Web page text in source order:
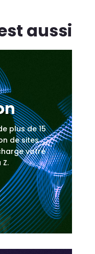
aussi
plus de 15
de sites
votre